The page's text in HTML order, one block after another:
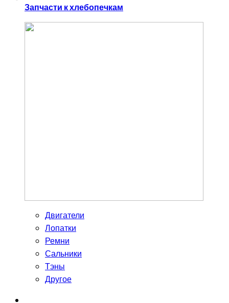
Запчасти к хлебопечкам
Двигатели
Лопатки
Ремни
Сальники
Тэны
Другое